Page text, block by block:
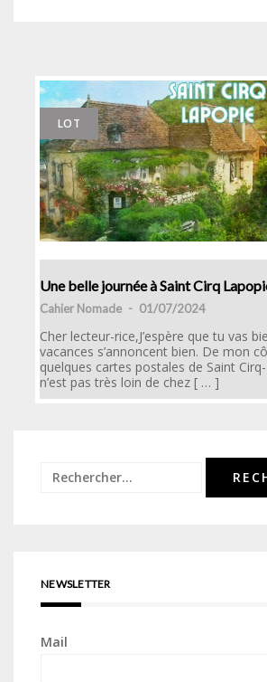
LOT
Une belle journée à Saint Cirq
Cahier Nomade - 01/07/2024
Cher lecteur-rice,J’espère que tu vas
vacances s’annoncent bien. De mon
quelques cartes postales de Saint
n’est pas très loin de chez [ … ]
Rechercher :
NEWSLETTER
Mail